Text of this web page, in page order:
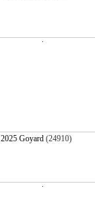
2025 Goyard (24910)